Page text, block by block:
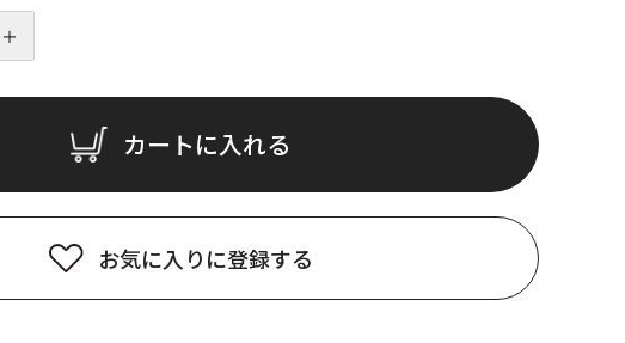
＋
カートに入れる
お気に入りに登録する